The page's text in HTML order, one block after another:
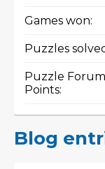
Games won:
Puzzles
Puzzle Forum
Points:
Blog